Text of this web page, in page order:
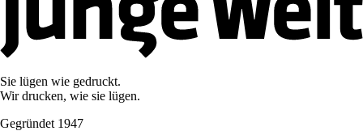
Sie lügen wie gedruckt.
Wir drucken, wie sie lügen.
Gegründet 1947